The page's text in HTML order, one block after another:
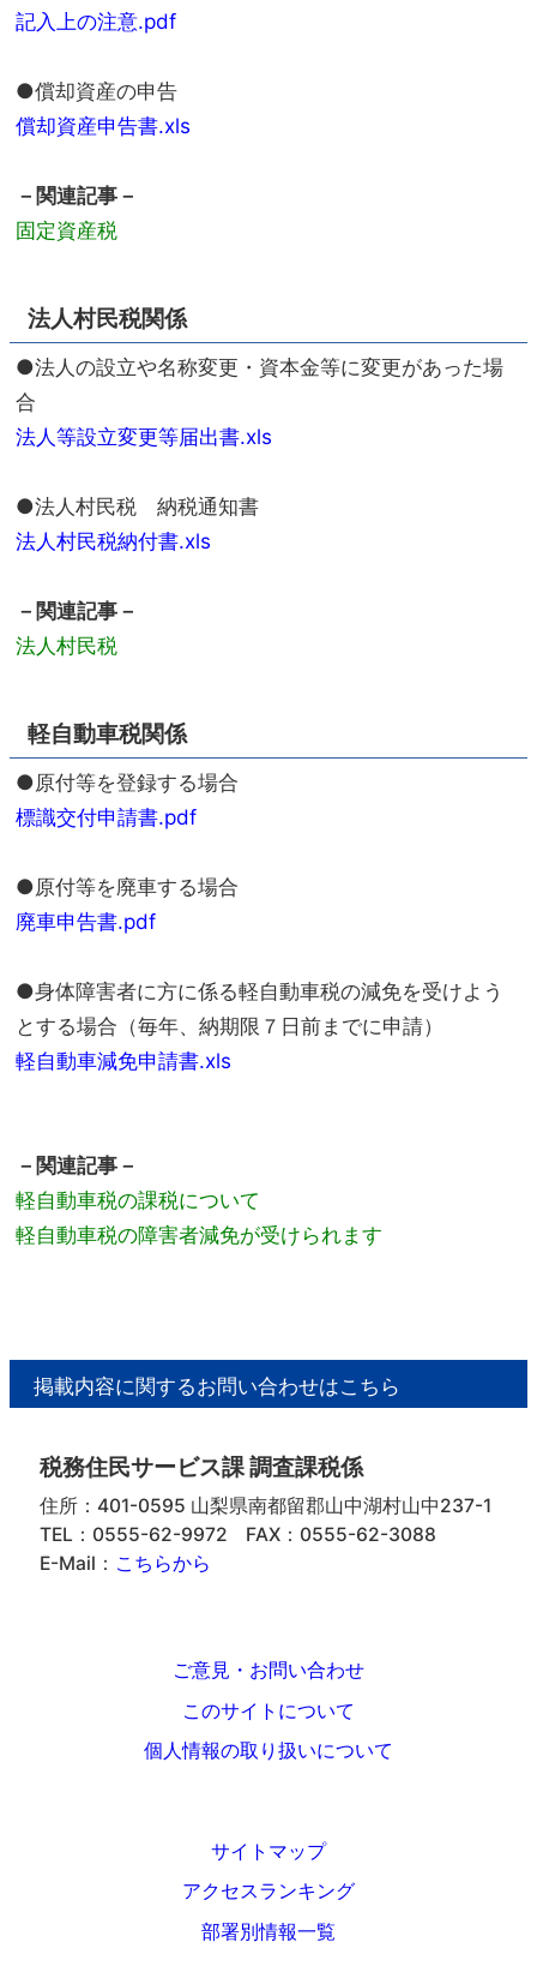
記入上の注意.pdf
●償却資産の申告
償却資産申告書.xls
－関連記事－
固定資産税
法人村民税関係
●法人の設立や名称変更・資本金等に変更があった場
合
法人等設立変更等届出書.xls
●法人村民税 納税通知書
法人村民税納付書.xls
－関連記事－
法人村民税
軽自動車税関係
●原付等を登録する場合
標識交付申請書.pdf
●原付等を廃車する場合
廃車申告書.pdf
●身体障害者に方に係る軽自動車税の減免を受けよう
とする場合（毎年、納期限７日前までに申請）
軽自動車減免申請書.xls
－関連記事－
軽自動車税の課税について
軽自動車税の障害者減免が受けられます
掲載内容に関するお問い合わせはこちら
税務住民サービス課 調査課税係
住所：401-0595 山梨県南都留郡山中湖村山中237-1
TEL：0555-62-9972
FAX：0555-62-3088
E-Mail： こちらから
ご意見・お問い合わせ
このサイトについて
個人情報の取り扱いについて
サイトマップ
アクセスランキング
部署別情報一覧